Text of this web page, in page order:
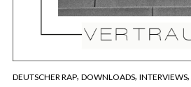
DEUTSCHER RAP, DOWNLOADS, INTERVIEWS,